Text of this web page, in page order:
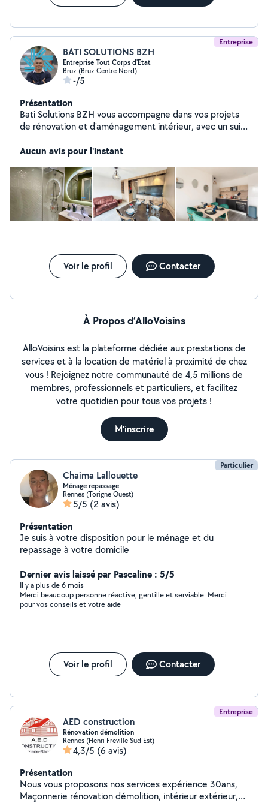
Entreprise
BATI SOLUTIONS BZH
Entreprise Tout Corps d'Etat
Bruz (Bruz Centre Nord)
-/5
Présentation
Bati Solutions BZH vous accompagne dans vos projets
de rénovation et d'aménagement intérieur, avec un suivi
l'ensemble des corps de métiers, tous couverts par nos
électricité générale, cloisons sèches & isolation,
revêtements muraux et de sols, menuiseries
extérieures, agencement intérieur et énergies
renouvelables. Entreprise à taille humaine, nous
réunissons une équipe d'artisans qualifiés, passionnés
coordonnés et d'un résultat à la hauteur de vos
attentes.
Aucun avis pour l'instant
Voir le profil Contacter
À Propos d’AlloVoisins
AlloVoisins est la plateforme dédiée aux prestations de
services et à la location de matériel à proximité de chez
vous ! Rejoignez notre communauté de 4,5 millions de
membres, professionnels et particuliers, et facilitez
votre quotidien pour tous vos projets !
M'inscrire
Particulier
Chaima Lallouette
Ménage repassage
Rennes (Torigne Ouest)
5/5 (2 avis)
Présentation
Je suis à votre disposition pour le ménage et du
repassage à votre domicile
Dernier avis laissé par Pascaline : 5/5
Il y a plus de 6 mois
Merci beaucoup personne réactive, gentille et serviable. Merci
pour vos conseils et votre aide
Voir le profil Contacter
Entreprise
AED construction
Rénovation démolition
Rennes (Henri Freville Sud Est)
4,3/5 (6 avis)
Présentation
Nous vous proposons nos services expérience 30ans,
Maçonnerie rénovation démolition, intérieur extérieur,